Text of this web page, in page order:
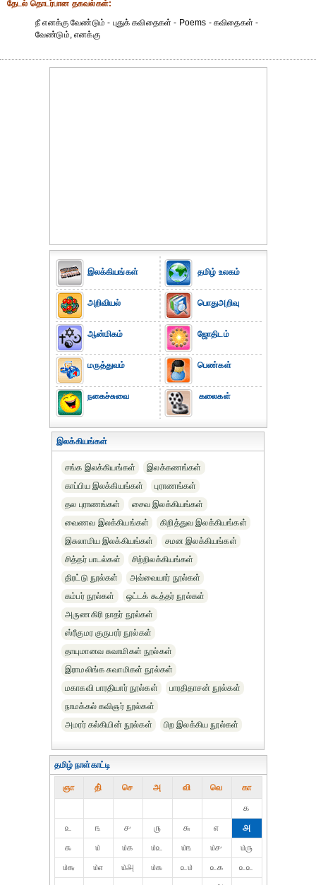
தேட‌ல் தொட‌ர்பான தகவ‌ல்க‌ள்:
நீ எனக்கு வேண்டும் - புதுக் கவிதைகள் - Poems - கவிதைகள் -
வேண்டும், எனக்கு
இலக்கியங்கள்
அறிவியல்
ஆன்மிகம்
மருத்துவம்
நகைச்சுவை
தமிழ் உலகம்
பொதுஅறிவு
ஜோதிடம்
பெண்கள்
கலைகள்
இலக்கியங்கள்
சங்க இலக்கியங்கள்
இலக்கணங்கள்
காப்பிய இலக்கியங்கள்
புராணங்கள்
தல புராணங்கள்
சைவ இலக்கியங்கள்
வைணவ இலக்கியங்கள்
கிறித்துவ இலக்கியங்கள்
இசுலாமிய இலக்கியங்கள்
சமன இலக்கியங்கள்
சித்தர் பாடல்கள்
சிற்றிலக்கியங்கள்
திரட்டு நூல்கள்
அவ்வையார் நூல்கள்
கம்பர் நூல்கள்
ஒட்டக் கூத்தர் நூல்கள்
அருணகிரி நாதர் நூல்கள்
ஸ்ரீகுமர குருபரர் நூல்கள்
தாயுமானவ சுவாமிகள் நூல்கள்
இராமலிங்க சுவாமிகள் நூல்கள்
மகாகவி பாரதியார் நூல்கள்
பாரதிதாசன் நூல்கள்
நாமக்கல் கவிஞர் நூல்கள்
அமரர் கல்கியின் நூல்கள்
பிற இலக்கிய நூல்கள்
தமிழ் நாள்காட்டி
ஞா தி் செ அ வி வெ கா
௧
௨
௩ ௪ ௫ ௬ ௭
௮
௯
௰ ௰௧ ௰௨ ௰௩ ௰௪
௰௫
௰௬
௰௭ ௰௮ ௰௯ ௨௰ ௨௧
௨௨